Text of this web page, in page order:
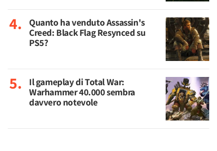
Quanto ha venduto Assassin's
Creed: Black Flag Resynced su
PS5?
Il gameplay di Total War:
Warhammer 40.000 sembra
davvero notevole